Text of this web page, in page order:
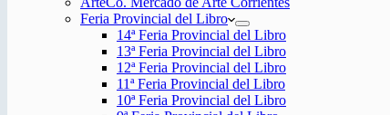
Feria Provincial del Libro
14ª Feria Provincial del Libro
13ª Feria Provincial del Libro
12ª Feria Provincial del Libro
11ª Feria Provincial del Libro
10ª Feria Provincial del Libro